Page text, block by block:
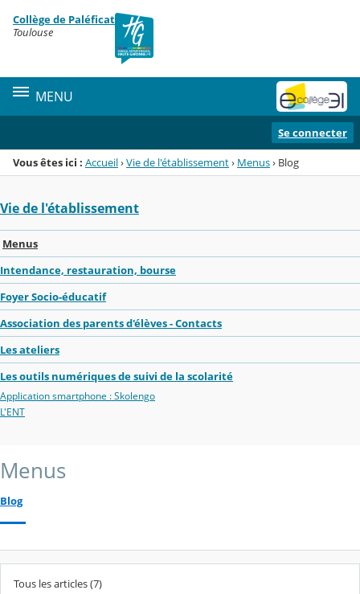
Menu de la rubrique
Contenu
Collège de Paléficat
Toulouse
MENU
Se connecter
Vous êtes ici : Accueil›Vie de l'établissement› Menus› Blog
Vie de l'établissement
Menus
Intendance, restauration, bourse
Foyer Socio-éducatif
Association des parents d'élèves - Contacts
Les ateliers
Les outils numériques de suivi de la scolarité
Application smartphone : Skolengo
L'ENT
Menus
Blog
Tous les articles (7)